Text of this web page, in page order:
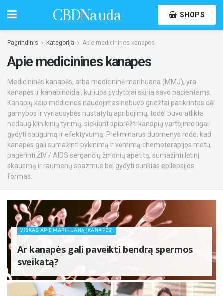
CBDNauda SHOPS
Pagrindinis Kategorija Apie medicinines kanapes
Apie medicinines kanapes
Medicininės kanapės, arba medicininė marihuana (MMJ), yra
kanapės ir kanabinoidai, kuriuos gydytojai skiria savo pacientams.
Kanapių kaip medicinos naudojimas nebuvo griežtai patikrintas dėl
gamybos ir vyriausybės nustatytų apribojimų, todėl buvo atlikta
nedaug klinikinių tyrimų, siekiant apibrėžti kanapių vartojimo ligai
gydyti saugumą ir efektyvumą. Preliminarūs duomenys rodo, kad
kanapės gali sumažinti pykinimą ir vėmimą chemoterapijos metu,
pagerinti ŽIV / AIDS sergančių žmonių apetitą, sumažinti lėtinį
skausmą ir raumenų spazmus bei gydyti sunkias epilepsijos
formas.
VISKAS APIE MARIHUANĄ (KANAPES)
Ar kanapės gali paveikti bendrą spermos
sveikatą?